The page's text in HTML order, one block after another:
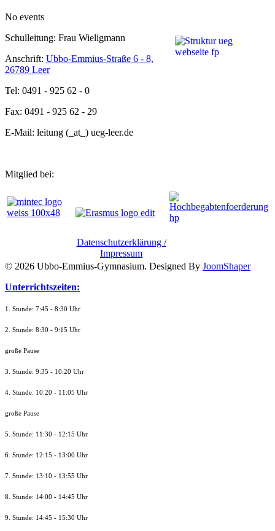
No events
Schulleitung: Frau Wieligmann
Anschrift: Ubbo-Emmius-Straße 6 - 8,
26789 Leer
Tel: 0491 - 925 62 - 0
Fax: 0491 - 925 62 - 29
E-Mail: leitung (_at_) ueg-leer.de
Mitglied bei:
Datenschutzerklärung /
Impressum
© 2026 Ubbo-Emmius-Gymnasium. Designed By JoomShaper
Unterrichtszeiten:
1. Stunde: 7:45 - 8:30 Uhr
2. Stunde: 8:30 - 9:15 Uhr
große Pause
3. Stunde: 9:35 - 10:20 Uhr
4. Stunde: 10:20 - 11:05 Uhr
große Pause
5. Stunde: 11:30 - 12:15 Uhr
6. Stunde: 12:15 - 13:00 Uhr
7. Stunde: 13:10 - 13:55 Uhr
8. Stunde: 14:00 - 14:45 Uhr
9. Stunde: 14:45 - 15:30 Uhr